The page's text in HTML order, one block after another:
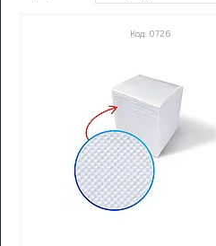
0726